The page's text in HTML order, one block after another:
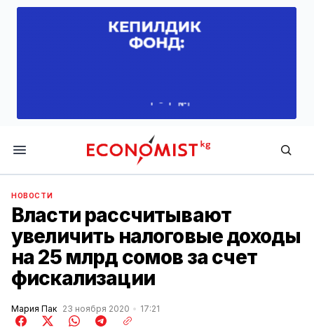
Economist.kg
НОВОСТИ
Власти рассчитывают
увеличить налоговые доходы
на 25 млрд сомов за счет
фискализации
Мария Пак 23 ноября 2020 17:21